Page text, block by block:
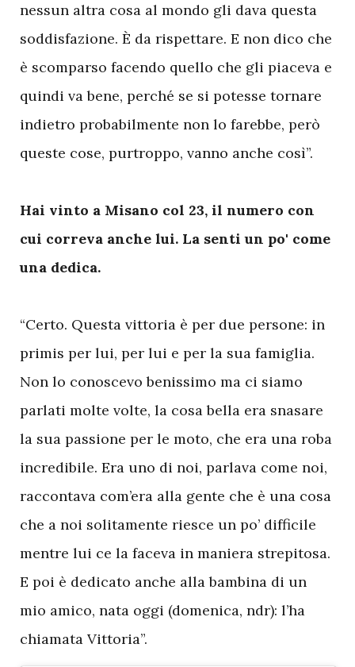
nessun altra cosa al mondo gli dava questa
soddisfazione. È da rispettare. E non dico che
è scomparso facendo quello che gli piaceva e
quindi va bene, perché se si potesse tornare
indietro probabilmente non lo farebbe, però
queste cose, purtroppo, vanno anche così”.
Hai vinto a Misano col 23, il numero con
cui correva anche lui. La senti un po' come
una dedica.
“Certo. Questa vittoria è per due persone: in
primis per lui, per lui e per la sua famiglia.
Non lo conoscevo benissimo ma ci siamo
parlati molte volte, la cosa bella era snasare
la sua passione per le moto, che era una roba
incredibile. Era uno di noi, parlava come noi,
raccontava com’era alla gente che è una cosa
che a noi solitamente riesce un po’ difficile
mentre lui ce la faceva in maniera strepitosa.
E poi è dedicato anche alla bambina di un
mio amico, nata oggi (domenica, ndr): l’ha
chiamata Vittoria”.